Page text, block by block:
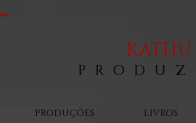
KATHU
PRODUÇÕES LIVROS